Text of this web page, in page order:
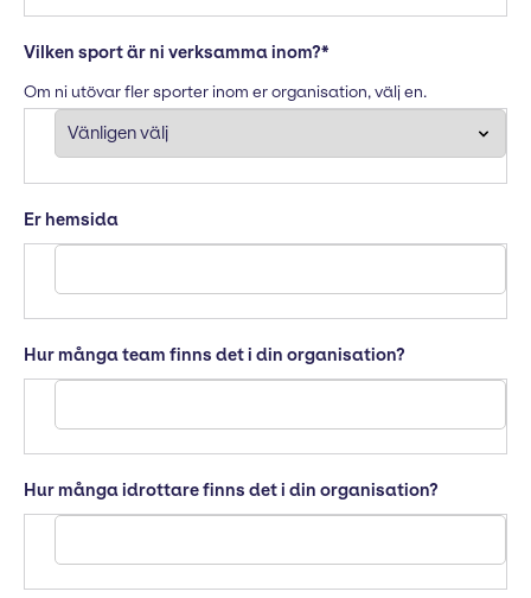
Vilken sport är ni verksamma inom?*
Om ni utövar fler sporter inom er organisation, välj en.
Er hemsida
Hur många team finns det i din organisation?
Hur många idrottare finns det i din organisation?